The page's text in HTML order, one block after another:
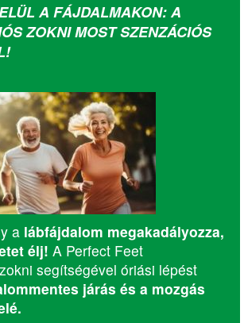
A FÁJDALMAKON: A
ZOKNI MOST SZENZÁCIÓS
a lábfájdalom megakadályozza,
élj! A Perfect Feet
segítségével óriási lépést
járás és a mozgás